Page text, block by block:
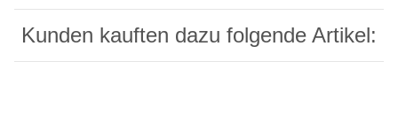
Kunden kauften dazu folgende Artikel: